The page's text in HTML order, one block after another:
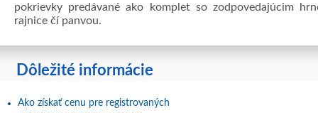
pokrievky predávané ako komplet so zodpovedajúcim
rajnice čí panvou.
Dôležité informácie
Ako získať cenu pre registrovaných